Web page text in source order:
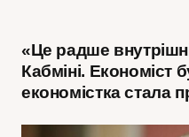
«Це радше
Кабміні. Економіст
економістка стала